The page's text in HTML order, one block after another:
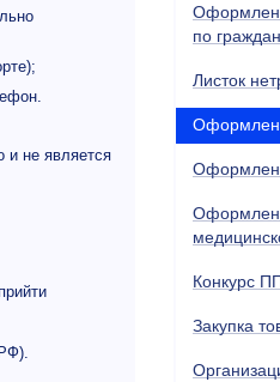
и не является
по
Листок
Конкурс
Закупка